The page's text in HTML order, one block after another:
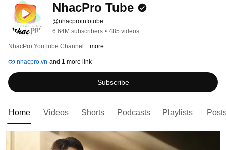
NhacPro Tube
@nhacproinfotube
6.64M subscribers • 485 videos
NhacPro YouTube Channel ...more
nhacpro.vn and 1 more link
Subscribe
Home Videos Shorts Podcasts Playlists